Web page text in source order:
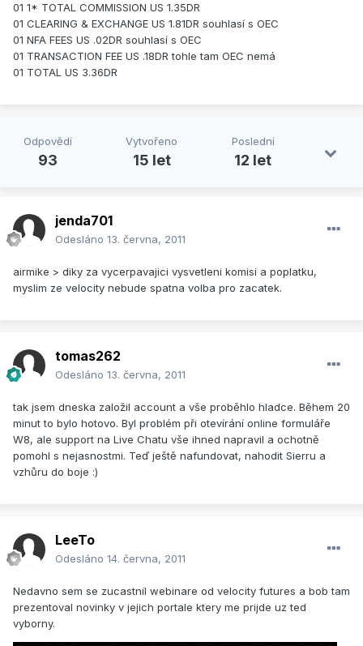
01 1* TOTAL COMMISSION US 1.35DR
01 CLEARING & EXCHANGE US 1.81DR souhlasí s OEC
01 NFA FEES US .02DR souhlasí s OEC
01 TRANSACTION FEE US .18DR tohle tam OEC nemá
01 TOTAL US 3.36DR
Odpovědí
93
Vytvořeno
15 let
Poslední
12 let
jenda701
Odesláno 13. června, 2011
airmike > diky za vycerpavajici vysvetleni komisi a poplatku,
myslim ze velocity nebude spatna volba pro zacatek.
tomas262
Odesláno 13. června, 2011
tak jsem dneska založil account a vše proběhlo hladce. Během 20
minut to bylo hotovo. Byl problém při otevírání online formuláře
W8, ale support na Live Chatu vše ihned napravil a ochotně
pomohl s nejasnostmi. Teď ještě nafundovat, nahodit Sierru a
vzhůru do boje :)
LeeTo
Odesláno 14. června, 2011
Nedavno sem se zucastnil webinare od velocity futures a bob tam
prezentoval novinky v jejich portale ktery me prijde uz ted
vyborny.